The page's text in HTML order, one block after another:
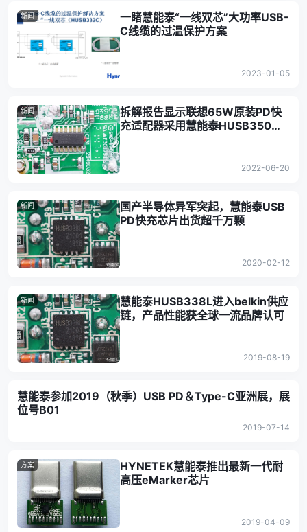
新闻
一睹慧能泰“一线双芯”大功率USB-
C线缆的过温保护方案
2023-01-05
新闻
拆解报告显示联想65W原装PD快
充适配器采用慧能泰HUSB350协
2022-06-20
新闻
国产半导体异军突起，慧能泰USB
PD快充芯片出货超千万颗
2020-02-12
新闻
慧能泰HUSB338L进入belkin供应
链，产品性能获全球一流品牌认可
2019-08-19
慧能泰参加2019（秋季）USB PD＆Type-C亚洲展，展
位号B01
2019-07-14
方案
HYNETEK慧能泰推出最新一代耐
高压eMarker芯片
2019-04-09